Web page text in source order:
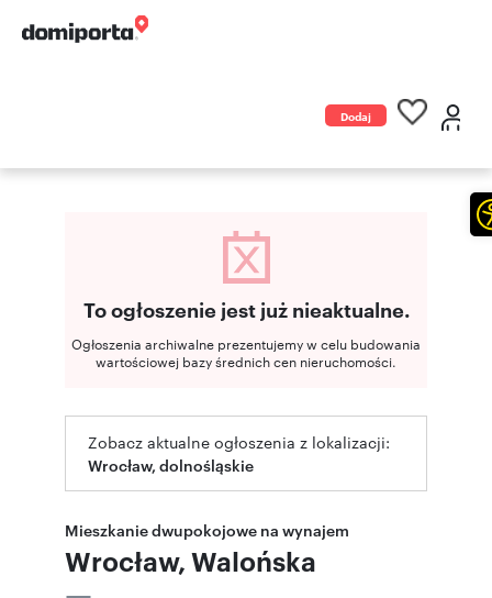
Dodaj
To ogłoszenie jest już nieaktualne.
Ogłoszenia archiwalne prezentujemy w celu budowania
wartościowej bazy średnich cen nieruchomości.
Zobacz aktualne ogłoszenia z lokalizacji:
Wrocław, dolnośląskie
Mieszkanie dwupokojowe na wynajem
Wrocław, Walońska